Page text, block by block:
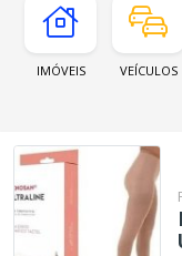
IMÓVEIS VEÍCULOS